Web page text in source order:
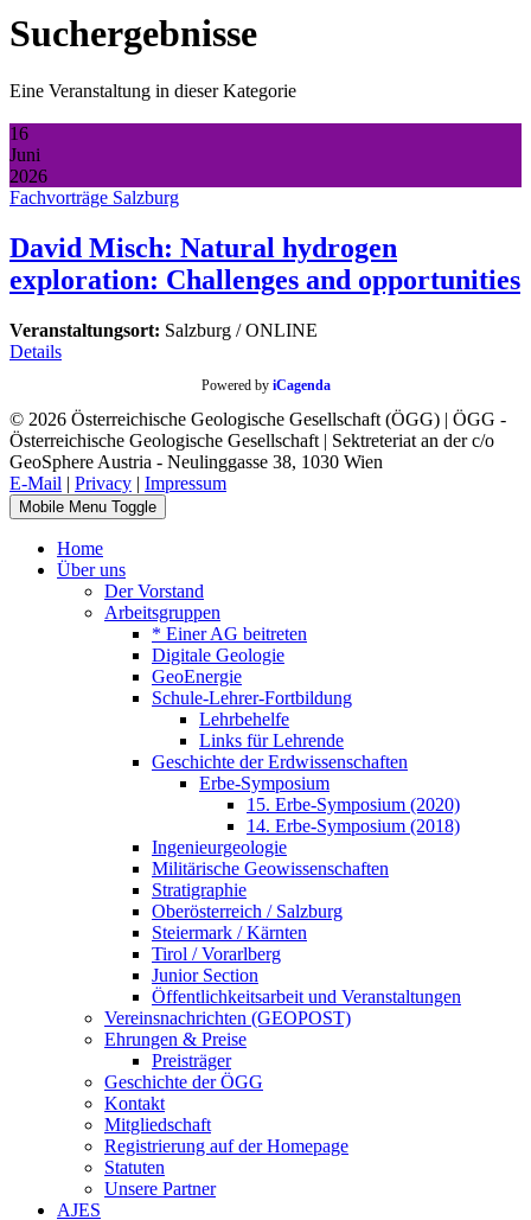
Suchergebnisse
Eine Veranstaltung in dieser Kategorie
16
Juni
2026
Fachvorträge Salzburg
David Misch: Natural hydrogen
exploration: Challenges and opportunities
Veranstaltungsort: Salzburg / ONLINE
Details
Powered by iCagenda
© 2026 Österreichische Geologische Gesellschaft (ÖGG) | ÖGG -
Österreichische Geologische Gesellschaft | Sektreteriat an der c/o
GeoSphere Austria - Neulinggasse 38, 1030 Wien
E-Mail | Privacy | Impressum
Mobile Menu Toggle
Home
Über uns
Der Vorstand
Arbeitsgruppen
* Einer AG beitreten
Digitale Geologie
GeoEnergie
Schule-Lehrer-Fortbildung
Lehrbehelfe
Links für Lehrende
Geschichte der Erdwissenschaften
Erbe-Symposium
15. Erbe-Symposium (2020)
14. Erbe-Symposium (2018)
Ingenieurgeologie
Militärische Geowissenschaften
Stratigraphie
Oberösterreich / Salzburg
Steiermark / Kärnten
Tirol / Vorarlberg
Junior Section
Öffentlichkeitsarbeit und Veranstaltungen
Vereinsnachrichten (GEOPOST)
Ehrungen & Preise
Preisträger
Geschichte der ÖGG
Kontakt
Mitgliedschaft
Registrierung auf der Homepage
Statuten
Unsere Partner
AJES